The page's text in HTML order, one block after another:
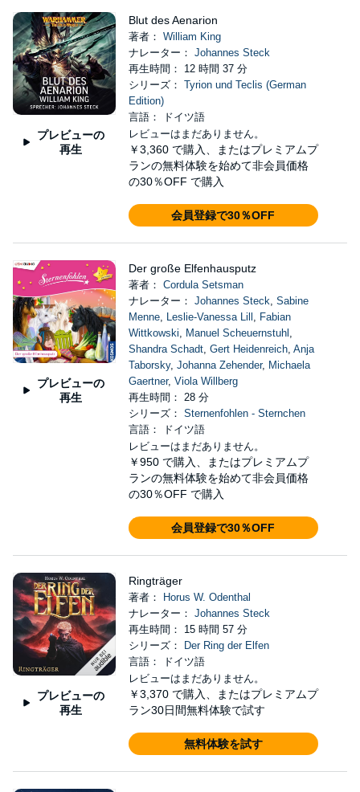
プレビューの
再生
Blut des Aenarion
著者： William King
ナレーター： Johannes Steck
再生時間： 12 時間 37 分
シリーズ： Tyrion und Teclis (German
Edition)
言語： ドイツ語
レビューはまだありません。
￥3,360 で購入、またはプレミアムプ
ランの無料体験を始めて非会員価格
の30％OFF で購入
会員登録で30％OFF
プレビューの
再生
Der große Elfenhausputz
著者： Cordula Setsman
ナレーター： Johannes Steck, Sabine
Menne, Leslie-Vanessa Lill , Fabian
Wittkowski, Manuel Scheuernstuhl ,
Shandra Schadt, Gert Heidenreich, Anja
Taborsky, Johanna Zehender, Michaela
Gaertner, Viola Willberg
再生時間： 28 分
シリーズ： Sternenfohlen - Sternchen
言語： ドイツ語
レビューはまだありません。
￥950 で購入、またはプレミアムプ
ランの無料体験を始めて非会員価格
の30％OFF で購入
会員登録で30％OFF
プレビューの
再生
Ringträger
著者：
Horus W. Odenthal
ナレーター： Johannes Steck
再生時間： 15 時間 57 分
シリーズ：
Der Ring der Elfen
言語： ドイツ語
レビューはまだありません。
￥3,370 で購入、またはプレミアムプ
ラン30日間無料体験で試す
無料体験を試す